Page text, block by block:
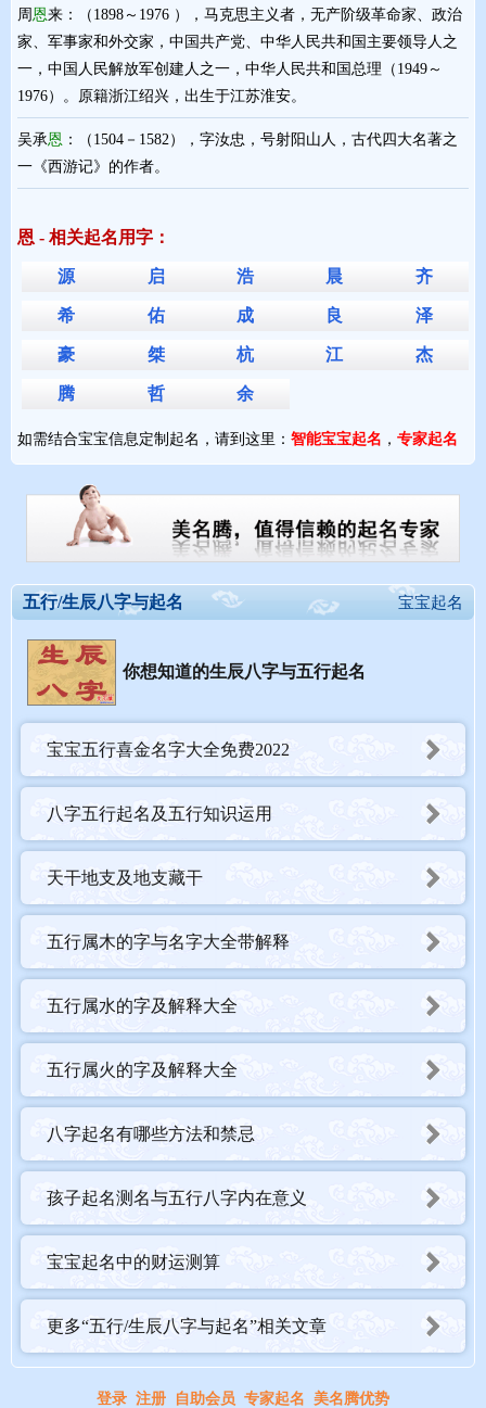
周 恩来：（1898～1976 ），马克思主义者，无产阶级革命家、政治
家、军事家和外交家，中国共产党、中华人民共和国主要领导人之
一，中国人民解放军创建人之一，中华人民共和国总理（1949～
1976）。原籍浙江绍兴，出生于江苏淮安。
吴承恩 ：（1504－1582），字汝忠，号射阳山人，古代四大名著之
一《西游记》的作者。
恩 - 相关起名用字：
源 启 浩 晨 齐
希 佑 成 良 泽
豪 桀 杭 江 杰
腾 哲 余
如需结合宝宝信息定制起名，请到这里： 智能宝宝起名 ， 专家起名
宝宝起名
五行/生辰八字与起名
你想知道的生辰八字与五行起名
宝宝五行喜金名字大全免费2022
八字五行起名及五行知识运用
天干地支及地支藏干
五行属木的字与名字大全带解释
五行属水的字及解释大全
五行属火的字及解释大全
八字起名有哪些方法和禁忌
孩子起名测名与五行八字内在意义
宝宝起名中的财运测算
更多“五行/生辰八字与起名”相关文章
登录 注册 自助会员 专家起名 美名腾优势